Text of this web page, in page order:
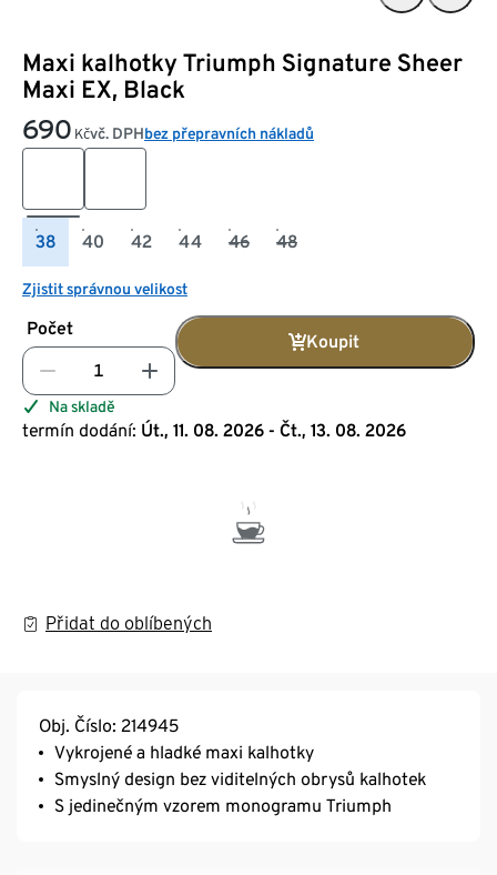
Maxi kalhotky Triumph Signature Sheer
Maxi EX, Black
690 Kčvč. DPHbez přepravních nákladů
38 40 42 44 46 48
Zjistit správnou velikost
Počet
Koupit
Na skladě
termín dodání: Út., 11. 08. 2026 - Čt., 13. 08. 2026
Přidat do oblíbených
Obj. Číslo: 214945
Vykrojené a hladké maxi kalhotky
Smyslný design bez viditelných obrysů kalhotek
S jedinečným vzorem monogramu Triumph